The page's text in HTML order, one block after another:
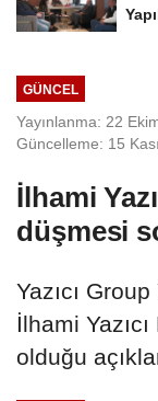
GÜNCEL
Yayınlanma: 22
Güncelleme: 15
İlhami
düşmesi
Yazıcı
İlhami
olduğu